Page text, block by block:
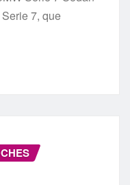
7, que